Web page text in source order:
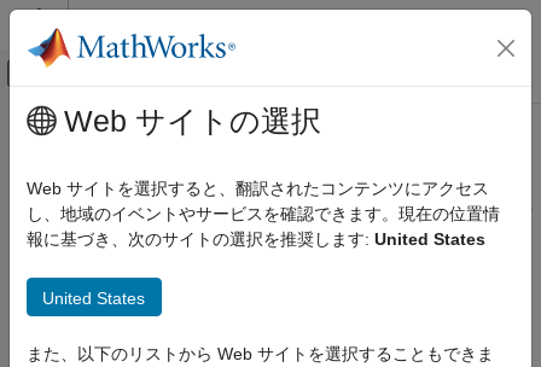
コンテンツへスキップ
オフキャンバス ナビゲーション メ
ドキュメンテーションのホーム
モデル化
モデリング ガイドライン
カテゴリ
Simulink
メインコンテンツ
Stateflow
Stateflow ®チャートの外観、データおよび演算、イベント、パタ
ーン
ーンには、MAB のガイドラインを適用します。
モデリング ガイドライン
Web サイトの選択
Web サイトを選択すると、翻訳されたコンテンツにアクセス
し、地域のイベントやサービスを確認できます。現在の位置情
報に基づき、次のサイトの選択を推奨します: United States
United States
また、以下のリストから Web サイトを選択することもできま